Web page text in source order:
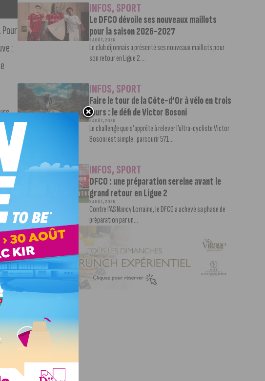
Pour
:
INFOS,SPORT
Le DFCO dévoile ses nouveaux maillots
pour la saison 2026-2027
6 AOÛT, 2026
Le club dijonnais a présenté ses nouveaux maillots pour
son retour en Ligue 2....
INFOS,SPORT
Faire le tour de la Côte-d’Or à vélo en trois
jours : le défi de Victor Bosoni
5 AOÛT, 2026
Le challenge que s’apprête à relever l’ultra-cycliste Victor
Bosoni est simple : parcourir 571...
INFOS,SPORT
DFCO : une préparation sereine avant le
grand retour en Ligue 2
3 AOÛT, 2026
Contre l’AS Nancy Lorraine, le DFCO a achevé sa phase de
préparation par un...